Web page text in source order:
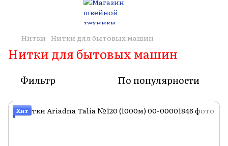
Нитки Нитки для бытовых машин
Нитки для бытовых машин
Фильтр По популярности
Хит